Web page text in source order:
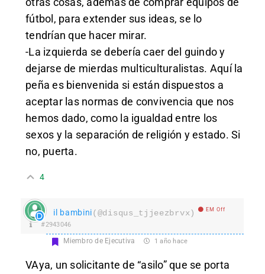
fútbol, para extender sus ideas, se lo
tendrían que hacer mirar.
-La izquierda se debería caer del guindo y
dejarse de mierdas multiculturalistas. Aquí la
peña es bienvenida si están dispuestos a
aceptar las normas de convivencia que nos
hemos dado, como la igualdad entre los
sexos y la separación de religión y estado. Si
no, puerta.
4
il bambini(@disqus_tjjeezbrvx) EM Off
#2943046
Miembro de Ejecutiva 1 año hace
VAya, un solicitante de “asilo” que se porta